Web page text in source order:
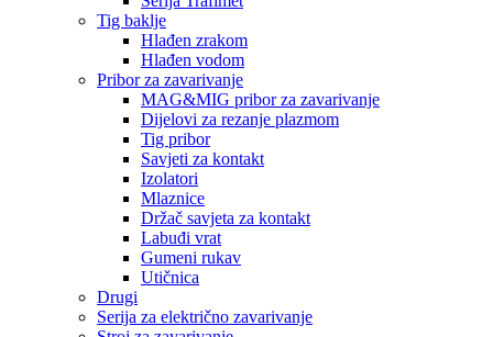
Tig baklje
Hlađen zrakom
Hlađen vodom
Pribor za zavarivanje
MAG&MIG pribor za zavarivanje
Dijelovi za rezanje plazmom
Tig pribor
Savjeti za kontakt
Izolatori
Mlaznice
Držač savjeta za kontakt
Labuđi vrat
Gumeni rukav
Utičnica
Drugi
Serija za električno zavarivanje